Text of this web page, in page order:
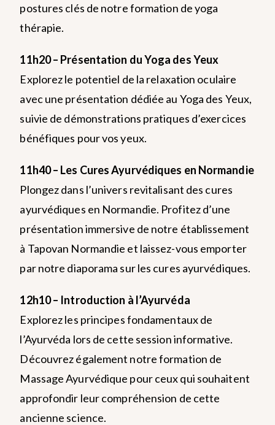
postures clés de notre formation de yoga
thérapie.
11h20 – Présentation du Yoga des Yeux
Explorez le potentiel de la relaxation oculaire
avec une présentation dédiée au Yoga des Yeux,
suivie de démonstrations pratiques d’exercices
bénéfiques pour vos yeux.
11h40 – Les Cures Ayurvédiques en Normandie
Plongez dans l’univers revitalisant des cures
ayurvédiques en Normandie. Profitez d’une
présentation immersive de notre établissement
à Tapovan Normandie et laissez-vous emporter
par notre diaporama sur les cures ayurvédiques.
12h10 – Introduction à l’Ayurvéda
Explorez les principes fondamentaux de
l’Ayurvéda lors de cette session informative.
Découvrez également notre formation de
Massage Ayurvédique pour ceux qui souhaitent
approfondir leur compréhension de cette
ancienne science.